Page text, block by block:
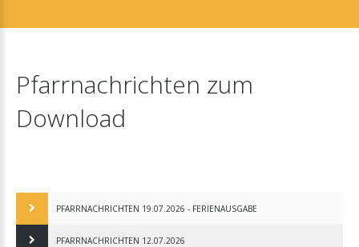
Pfarrnachrichten zum
Download
PFARRNACHRICHTEN 19.07.2026 - FERIENAUSGABE
PFARRNACHRICHTEN 12.07.2026